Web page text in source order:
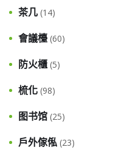
茶几 (14)
會議檯 (60)
防火櫃 (5)
梳化 (98)
图书馆 (25)
戶外傢俬 (23)